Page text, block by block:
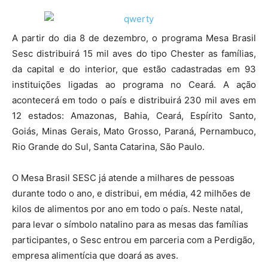
A partir do dia 8 de dezembro, o programa Mesa Brasil
Sesc distribuirá 15 mil aves do tipo Chester as famílias,
da capital e do interior, que estão cadastradas em 93
instituições ligadas ao programa no Ceará. A ação
acontecerá em todo o país e distribuirá 230 mil aves em
12 estados: Amazonas, Bahia, Ceará, Espírito Santo,
Goiás, Minas Gerais, Mato Grosso, Paraná, Pernambuco,
Rio Grande do Sul, Santa Catarina, São Paulo.
O Mesa Brasil SESC já atende a milhares de pessoas
durante todo o ano, e distribui, em média, 42 milhões de
kilos de alimentos por ano em todo o país. Neste natal,
para levar o símbolo natalino para as mesas das famílias
participantes, o Sesc entrou em parceria com a Perdigão,
empresa alimentícia que doará as aves.